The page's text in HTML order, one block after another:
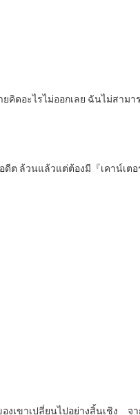
ดอะไรไม่ออกเลย ฉันไม่สามาร
ต ล้วนแล้วแต่ต้องมี『เคาน์เต
เขาเปลี่ยนไปอย่างสิ้นเชิง จ